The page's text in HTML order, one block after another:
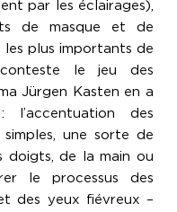
par les éclairages),
de masque et de
les plus importants de
conteste le jeu des
Jürgen Kasten en a
l’accentuation des
simples, une sorte de
doigts, de la main ou
le processus des
des yeux fiévreux –